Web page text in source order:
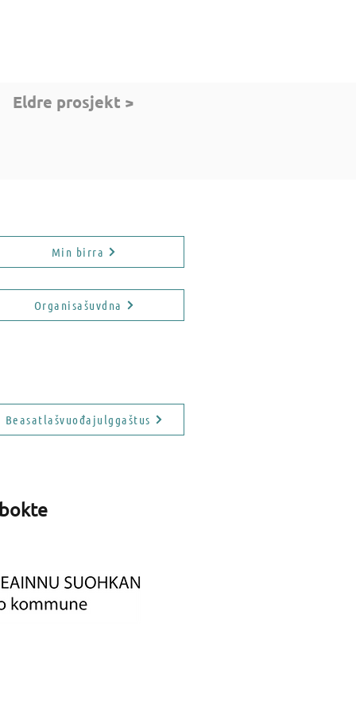
Eldre prosjekt >
Min birra
Organisašuvdna
Beasatlašvuođajulggaštus